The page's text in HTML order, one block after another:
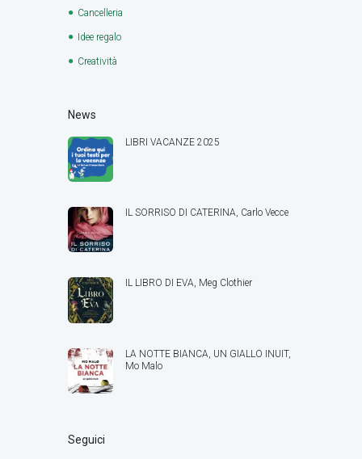
Cancelleria
Idee regalo
Creatività
News
LIBRI VACANZE 2025
IL SORRISO DI CATERINA, Carlo Vecce
IL LIBRO DI EVA, Meg Clothier
LA NOTTE BIANCA, UN GIALLO INUIT,
Mo Malo
Seguici